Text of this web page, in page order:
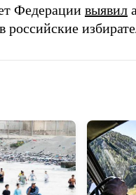
Федерации выявил
российские